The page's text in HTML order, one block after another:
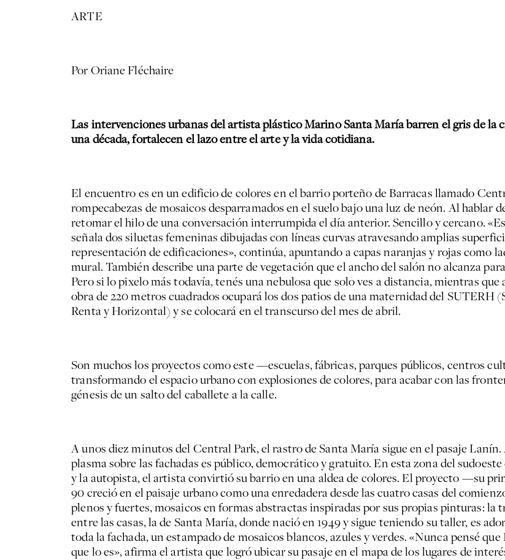
ARTE
Por Oriane Fléchaire
Las intervenciones urbanas del artista plástico Marino Santa María barren el gris de la
una década, fortalecen el lazo entre el arte y la vida cotidiana.
El encuentro es en un edificio de colores en el barrio porteño de Barracas llamado
rompecabezas de mosaicos desparramados en el suelo bajo una luz de neón. Al hablar
retomar el hilo de una conversación interrumpida el día anterior. Sencillo y cercano.
señala dos siluetas femeninas dibujadas con líneas curvas atravesando amplias
representación de edificaciones», continúa, apuntando a capas naranjas y rojas como
mural. También describe una parte de vegetación que el ancho del salón no alcanza
Pero si lo pixelo más todavía, tenés una nebulosa que solo ves a distancia, mientras
obra de 220 metros cuadrados ocupará los dos patios de una maternidad del SUTERH
Renta y Horizontal) y se colocará en el transcurso del mes de abril.
Son muchos los proyectos como este —escuelas, fábricas, parques públicos, centros
transformando el espacio urbano con explosiones de colores, para acabar con las
génesis de un salto del caballete a la calle.
A unos diez minutos del Central Park, el rastro de Santa María sigue en el pasaje
plasma sobre las fachadas es público, democrático y gratuito. En esta zona del
y la autopista, el artista convirtió su barrio en una aldea de colores. El proyecto —su
90 creció en el paisaje urbano como una enredadera desde las cuatro casas del
plenos y fuertes, mosaicos en formas abstractas inspiradas por sus propias pinturas: la
entre las casas, la de Santa María, donde nació en 1949 y sigue teniendo su taller, es
toda la fachada, un estampado de mosaicos blancos, azules y verdes. «Nunca pensé
que lo es», afirma el artista que logró ubicar su pasaje en el mapa de los lugares de